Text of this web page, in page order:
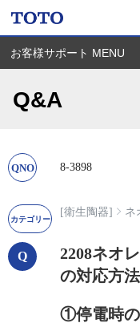
お客様サポート MENU
Q&A
8-3898
[衛生陶器] ネ
2208ネオ
の対応方
①停電時の